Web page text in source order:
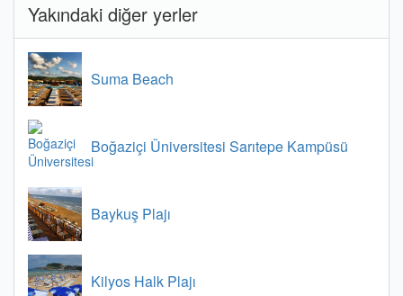
Yakındaki diğer yerler
Suma Beach
Boğaziçi Üniversitesi Sarıtepe Kampüsü
Baykuş Plajı
Kilyos Halk Plajı